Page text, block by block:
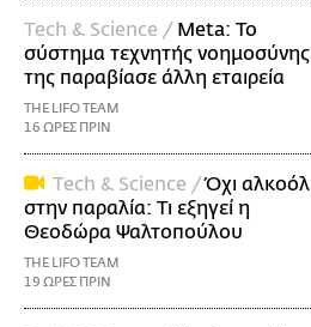
Τech & Science / Meta: Το
σύστημα τεχνητής νοημοσύνης
της παραβίασε άλλη εταιρεία
THE LIFO TEAM
16 ΩΡΕΣ ΠΡΙΝ
Τech & Science /Όχι αλκοόλ
στην παραλία: Τι εξηγεί η
Θεοδώρα Ψαλτοπούλου
THE LIFO TEAM
19 ΩΡΕΣ ΠΡΙΝ